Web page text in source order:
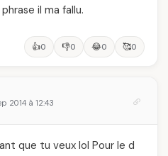
il ma fallu.
👍0 👎0 😂0 🥰0
2014 à 12:43
que tu veux lol Pour le d